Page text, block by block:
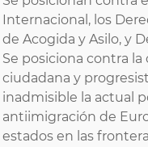
Internacional, los
de Acogida y Asilo, y
Se posiciona contra la
ciudadana y
inadmisible la actual
antiimigración de
estados en las